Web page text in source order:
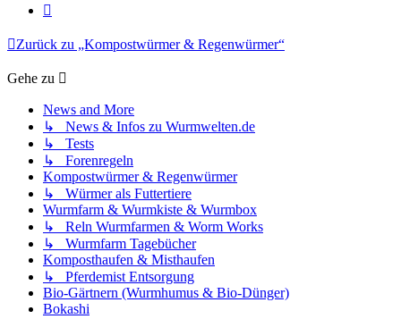
Zurück zu „Kompostwürmer & Regenwürmer“
Gehe zu
News and More
↳ News & Infos zu Wurmwelten.de
↳ Tests
↳ Forenregeln
Kompostwürmer & Regenwürmer
↳ Würmer als Futtertiere
Wurmfarm & Wurmkiste & Wurmbox
↳ Reln Wurmfarmen & Worm Works
↳ Wurmfarm Tagebücher
Komposthaufen & Misthaufen
↳ Pferdemist Entsorgung
Bio-Gärtnern (Wurmhumus & Bio-Dünger)
Bokashi